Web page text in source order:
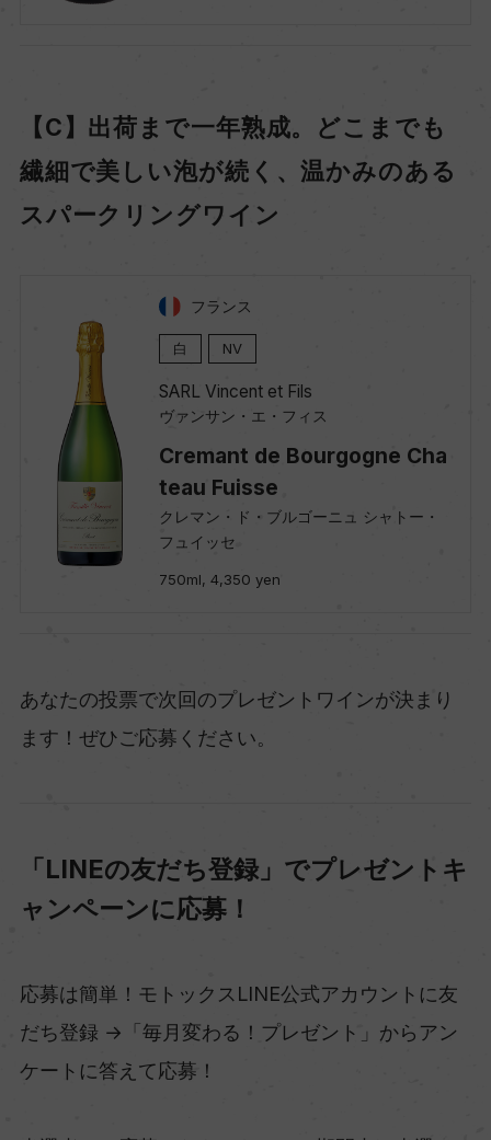
【C】出荷まで一年熟成。どこまでも
繊細で美しい泡が続く、温かみのある
スパークリングワイン
フランス
白 NV
SARL Vincent et Fils
ヴァンサン・エ・フィス
Cremant de Bourgogne Cha
teau Fuisse
クレマン・ド・ブルゴーニュ シャトー・
フュイッセ
750ml, 4,350 yen
あなたの投票で次回のプレゼントワインが決まり
ます！ぜひご応募ください。
「LINEの友だち登録」でプレゼントキ
ャンペーンに応募！
応募は簡単！モトックスLINE公式アカウントに友
だち登録 →「毎月変わる！プレゼント」からアン
ケートに答えて応募！